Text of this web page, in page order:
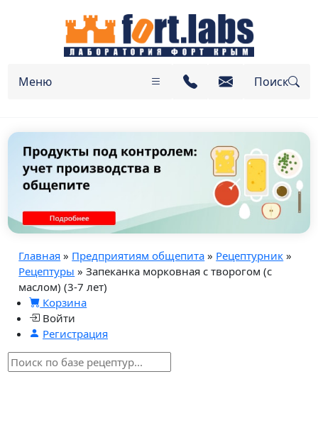
Меню Поиск
Главная » Предприятиям общепита » Рецептурник »
Рецептуры » Запеканка морковная с творогом (с
маслом) (3-7 лет)
Корзина
Войти
Регистрация